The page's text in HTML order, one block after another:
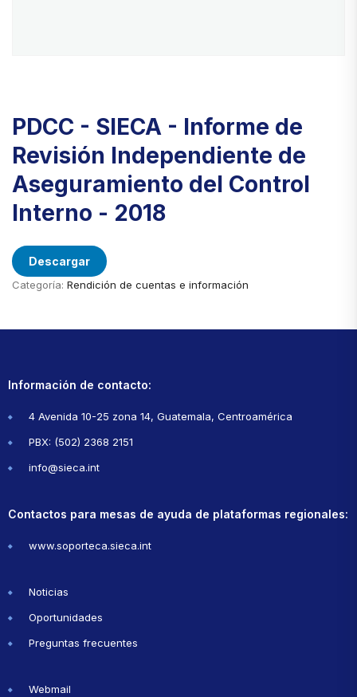
PDCC - SIECA - Informe de
Revisión Independiente de
Aseguramiento del Control
Interno - 2018
Descargar
Categoría: Rendición de cuentas e información
Información de contacto:
4 Avenida 10-25 zona 14, Guatemala, Centroamérica
PBX: (502) 2368 2151
info@sieca.int
Contactos para mesas de ayuda de plataformas regionales:
www.soporteca.sieca.int
Noticias
Oportunidades
Preguntas frecuentes
Webmail